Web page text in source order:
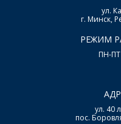
ул.
г. Минск,
РЕЖИМ
ПН-ПТ
ул. 40
пос.